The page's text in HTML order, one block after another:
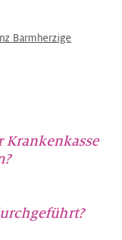
Barmherzige
Krankenkasse